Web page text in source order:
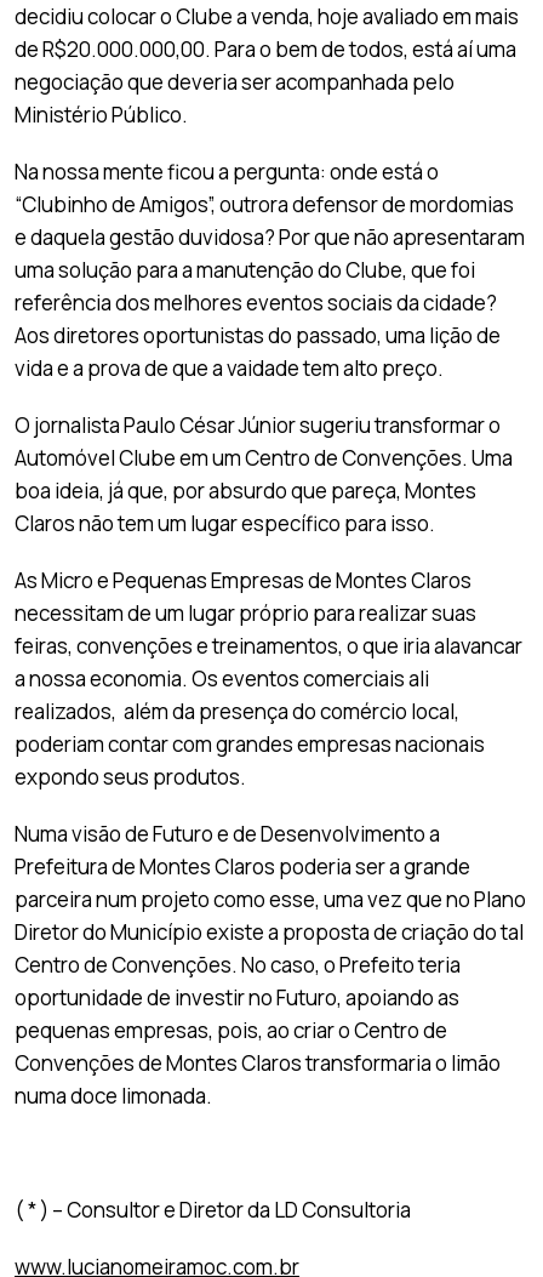
decidiu colocar o Clube a venda, hoje avaliado em mais
de R$20.000.000,00. Para o bem de todos, está aí uma
negociação que deveria ser acompanhada pelo
Ministério Público.
Na nossa mente ficou a pergunta: onde está o
“Clubinho de Amigos”, outrora defensor de mordomias
e daquela gestão duvidosa? Por que não apresentaram
uma solução para a manutenção do Clube, que foi
referência dos melhores eventos sociais da cidade?
Aos diretores oportunistas do passado, uma lição de
vida e a prova de que a vaidade tem alto preço.
O jornalista Paulo César Júnior sugeriu transformar o
Automóvel Clube em um Centro de Convenções. Uma
boa ideia, já que, por absurdo que pareça, Montes
Claros não tem um lugar específico para isso.
As Micro e Pequenas Empresas de Montes Claros
necessitam de um lugar próprio para realizar suas
feiras, convenções e treinamentos, o que iria alavancar
a nossa economia. Os eventos comerciais ali
realizados, além da presença do comércio local,
poderiam contar com grandes empresas nacionais
expondo seus produtos.
Numa visão de Futuro e de Desenvolvimento a
Prefeitura de Montes Claros poderia ser a grande
parceira num projeto como esse, uma vez que no Plano
Diretor do Município existe a proposta de criação do tal
Centro de Convenções. No caso, o Prefeito teria
oportunidade de investir no Futuro, apoiando as
pequenas empresas, pois, ao criar o Centro de
Convenções de Montes Claros transformaria o limão
numa doce limonada.
( * ) – Consultor e Diretor da LD Consultoria
www.lucianomeiramoc.com.br